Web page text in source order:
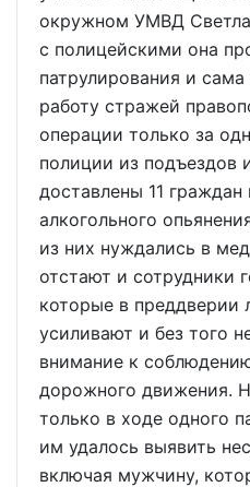
окружном УМВД
с полицейскими она
патрулирования и
работу стражей
операции только за
полиции из подъездов
доставлены 11 граждан
алкогольного
из них нуждались в
отстают и сотрудники
которые в преддверии
усиливают и без того
внимание к
дорожного движения.
только в ходе одного
им удалось выявить
включая мужчину,